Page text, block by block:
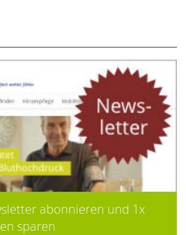
abonnieren und 1x
sparen